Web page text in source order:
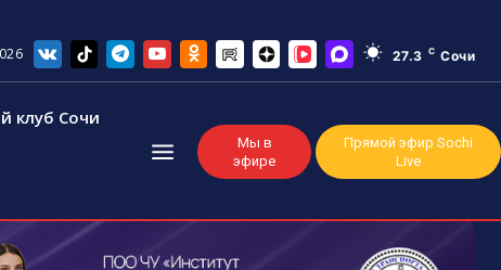
27.3 C Сочи
клуб Сочи
Мы в
эфире
Прямой эфир Sochi
Live